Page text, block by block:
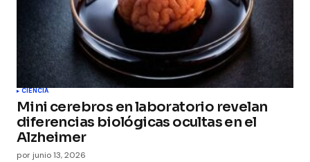
CIENCIA
Mini cerebros en laboratorio revelan
diferencias biológicas ocultas en el
Alzheimer
por junio 13, 2026